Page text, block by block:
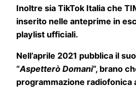
Inoltre sia TikTok Italia che
inserito nelle anteprime in
playlist ufficiali.
Nell’aprile 2021 pubblica il
“Aspetterò Domani“, brano
programmazione radiofonica